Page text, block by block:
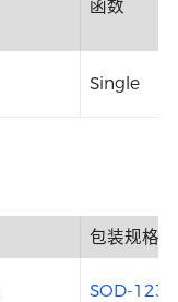
函数
Single
包装规格
SOD-